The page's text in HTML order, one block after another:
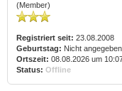
(Member)
Registriert seit: 23.08.2008
Geburtstag: Nicht angegeben
Ortszeit: 08.08.2026 um
Status: Offline